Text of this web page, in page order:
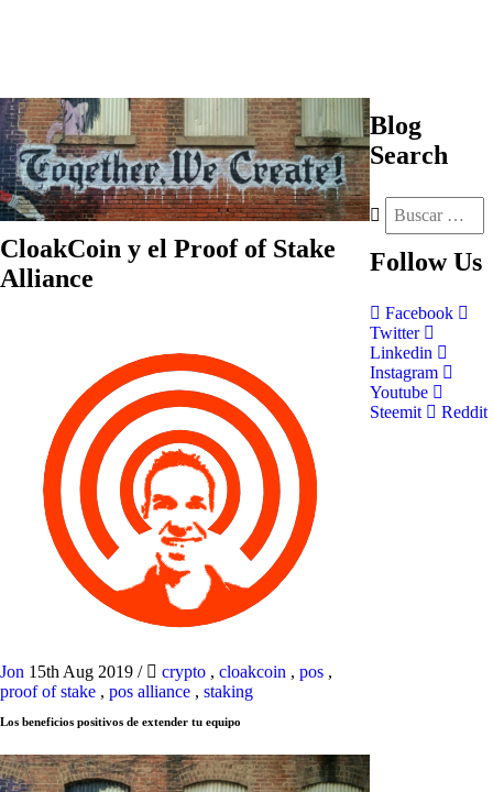
CloakCoin y el Proof of Stake
Alliance
Jon 15th Aug 2019 / crypto , cloakcoin , pos ,
proof of stake , pos alliance , staking
Los beneficios positivos de extender tu equipo
Blog
Search
Follow Us
Facebook
Twitter
Linkedin
Instagram
Youtube
Steemit
Reddit